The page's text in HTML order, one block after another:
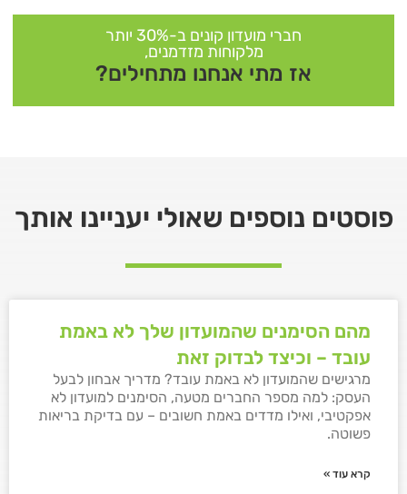
חברי מועדון קונים ב-30% יותר
מלקוחות מזדמנים,
אז מתי אנחנו מתחילים?
פוסטים נוספים שאולי יעניינו אותך
מהם הסימנים שהמועדון שלך לא באמת
עובד – וכיצד לבדוק זאת
מרגישים שהמועדון לא באמת עובד? מדריך אבחון לבעל
העסק: למה מספר החברים מטעה, הסימנים למועדון לא
אפקטיבי, ואילו מדדים באמת חשובים – עם בדיקת בריאות
פשוטה.
קרא עוד »